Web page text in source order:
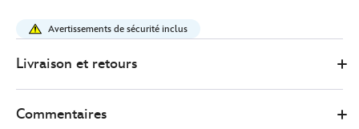
collier-
dore-
cle-
443000861217.html
Avertissements de sécurité inclus
Livraison et retours
Commentaires